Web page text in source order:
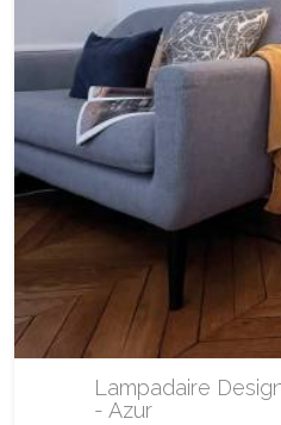
Lampadaire
- Azur